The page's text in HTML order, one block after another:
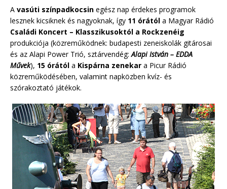
A vasúti színpadkocsin egész nap érdekes programok
lesznek kicsiknek és nagyoknak, így 11 órától a Magyar Rádió
Családi Koncert – Klasszikusoktól a Rockzenéig
produkciója (közreműködnek: budapesti zeneiskolák gitárosai
és az Alapi Power Trió, sztárvendég:AlapiIstván – EDDA
Művek), 15 órától a Kispárna zenekar a Picur Rádió
közreműködésében, valamint napközben kvíz- és
szórakoztató játékok.